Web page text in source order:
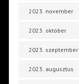
2023. november
2023. október
2023. szeptember
2023. augusztus